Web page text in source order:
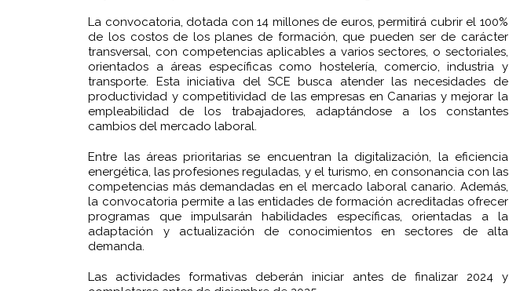
La convocatoria, dotada con 14 millones de euros, permitirá cubrir el 100%
de los costos de los planes de formación, que pueden ser de carácter
transversal, con competencias aplicables a varios sectores, o sectoriales,
orientados a áreas específicas como hostelería, comercio, industria y
transporte. Esta iniciativa del SCE busca atender las necesidades de
productividad y competitividad de las empresas en Canarias y mejorar la
empleabilidad de los trabajadores, adaptándose a los constantes
cambios del mercado laboral.
Entre las áreas prioritarias se encuentran la digitalización, la eficiencia
energética, las profesiones reguladas, y el turismo, en consonancia con las
competencias más demandadas en el mercado laboral canario. Además,
la convocatoria permite a las entidades de formación acreditadas ofrecer
programas que impulsarán habilidades específicas, orientadas a la
adaptación y actualización de conocimientos en sectores de alta
demanda.
Las actividades formativas deberán iniciar antes de finalizar 2024 y